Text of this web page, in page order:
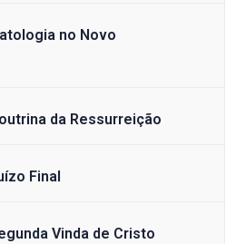
no Novo
da Ressurreição
Final
Vinda de Cristo